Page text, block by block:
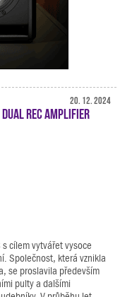
20. 12. 2024
Dual Rec Amplifier
cílem vytvářet vysoce
Společnost, která vznikla
se proslavila především
pulty a dalšími